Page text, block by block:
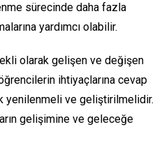
sürecinde daha fazla
yardımcı olabilir.
olarak gelişen ve değişen
ihtiyaçlarına cevap
yenilenmeli ve geliştirilmelidir.
gelişimine ve geleceğe